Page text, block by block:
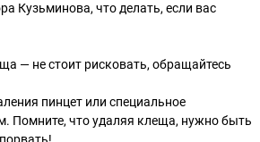
Кузьминова, что делать, если вас
— не стоит рисковать, обращайтесь
пинцет или специальное
Помните, что удаляя клеща, нужно быть